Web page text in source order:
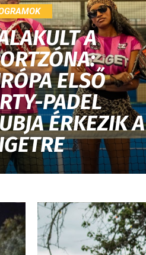
A
ELSŐ
PADEL
ÉRKEZIK A